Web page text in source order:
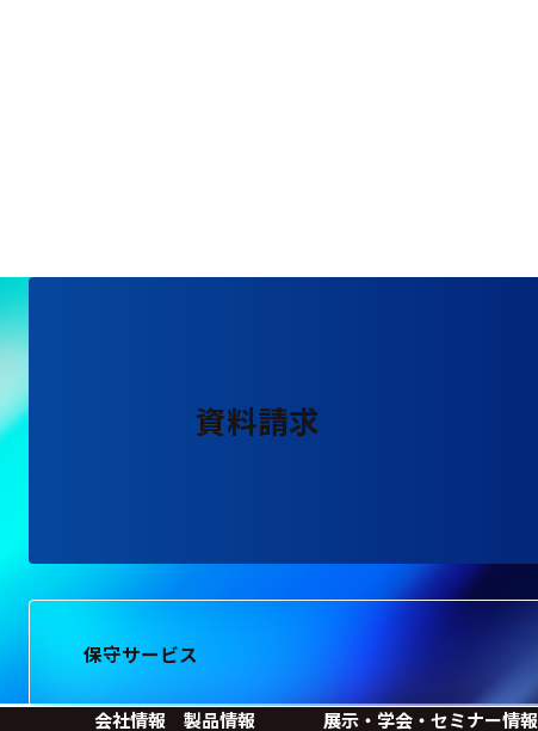
資料請求
保守サービス
会社情報 製品情報 展示・学会・セミナー情報